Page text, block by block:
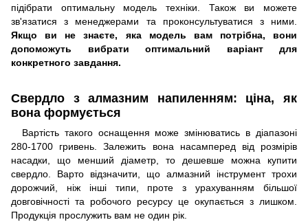
підібрати оптимальну модель техніки. Також ви можете
зв'язатися з менеджерами та проконсультуватися з ними.
Якщо ви не знаєте, яка модель вам потрібна, вони
допоможуть вибрати оптимальний варіант для
конкретного завдання.
Свердло з алмазним напиленням: ціна, як
вона формується
Вартість такого оснащення може змінюватись в діапазоні
280-1700 гривень. Залежить вона насамперед від розмірів
насадки, що менший діаметр, то дешевше можна купити
свердло. Варто відзначити, що алмазний інструмент трохи
дорожчий, ніж інші типи, проте з урахуванням більшої
довговічності та робочого ресурсу це окупається з лишком.
Продукція прослужить вам не один рік.